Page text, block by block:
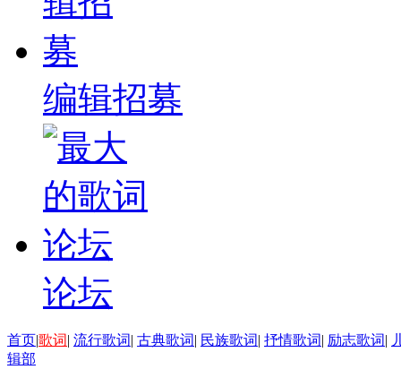
编辑招募
论坛
首页|歌词| 流行歌词| 古典歌词| 民族歌词| 抒情歌词| 励志歌词|
辑部